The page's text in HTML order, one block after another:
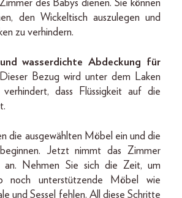
des Babys dienen. Sie können
den Wickeltisch auszulegen und
zu verhindern.
wasserdichte Abdeckung für
Dieser Bezug wird unter dem Laken
dass Flüssigkeit auf die
die ausgewählten Möbel ein und die
Jetzt nimmt das Zimmer
an. Nehmen Sie sich die Zeit, um
noch unterstützende Möbel wie
und Sessel fehlen. All diese Schritte